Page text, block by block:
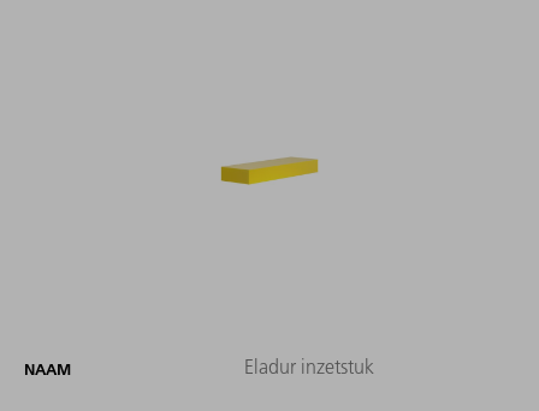
NAAM Eladur inzetstuk